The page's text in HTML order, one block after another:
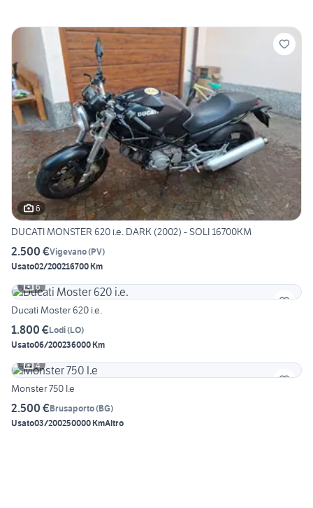
6
DUCATI MONSTER 620 i.e. DARK (2002) - SOLI 16700KM
2.500 €Vigevano(PV)
Usato02/200216700 Km
6
Ducati Moster 620 i.e.
1.800 €Lodi(LO)
Usato06/200236000 Km
4
Monster 750 I.e
2.500 €Brusaporto(BG)
Usato03/200250000 KmAltro